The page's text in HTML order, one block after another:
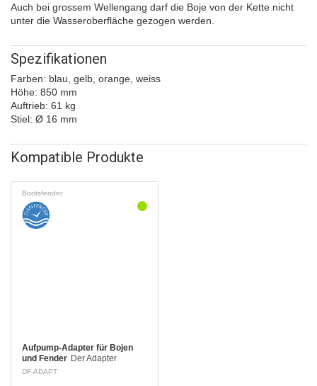
Auch bei grossem Wellengang darf die Boje von der Kette nicht
unter die Wasseroberfläche gezogen werden.
Spezifikationen
Farben: blau, gelb, orange, weiss
Höhe: 850 mm
Auftrieb: 61 kg
Stiel: Ø 16 mm
Kompatible Produkte
Bootsfender
Aufpump-Adapter für Bojen
und Fender Der Adapter
erleichtert das Aufpumpen der
DF-ADAPT